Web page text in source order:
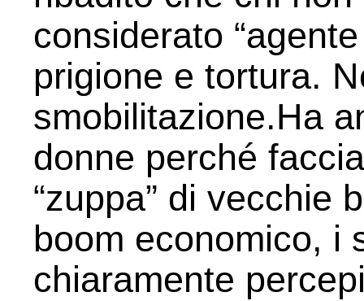
considerato
prigione e tortura.
smobilitazione.Ha
donne perché
“zuppa” di vecchie
boom economico, i
chiaramente